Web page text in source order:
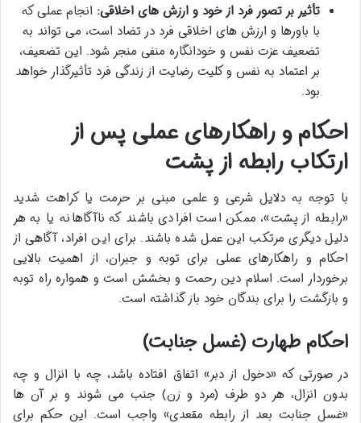
تأثیر بر تصور فرد از خود و ارزش های اخلاقی: انجام عملی که
با باورها و ارزش های اخلاقی فرد در تضاد است، می تواند به
تضعیف عزت نفس و خودانگاره منفی منجر شود. این تضعیف،
بر اعتماد به نفس و کلیت رضایت از زندگی فرد تأثیرگذار خواهد
بود.
احکام و راهکارهای عملی پس از
ارتکاب رابطه از پشت
با توجه به دلایل شرعی و علمی مبنی بر حرمت یا کراهت شدید
«رابطه از پشت»، ممکن است افرادی باشند که ناآگاهانه یا به هر
دلیل دیگری مرتکب این عمل شده باشند. برای این افراد، آگاهی از
احکام و راهکارهای عملی برای توبه و جبران، از اهمیت بالایی
برخوردار است. اسلام دین رحمت و بخشش است و همواره راه توبه
و بازگشت را برای بندگان خود باز گذاشته است.
احکام طهارت (غسل جنابت)
در صورتی که «دخول از دبر» اتفاق افتاده باشد، چه با انزال و چه
بدون انزال، هر دو طرف (مرد و زن) جنب می شوند و بر آن ها
«غسل جنابت بعد از رابطه مقعدی» واجب است. این حکم برای